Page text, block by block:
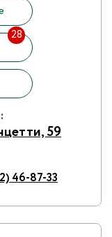
28
59
46-87-33